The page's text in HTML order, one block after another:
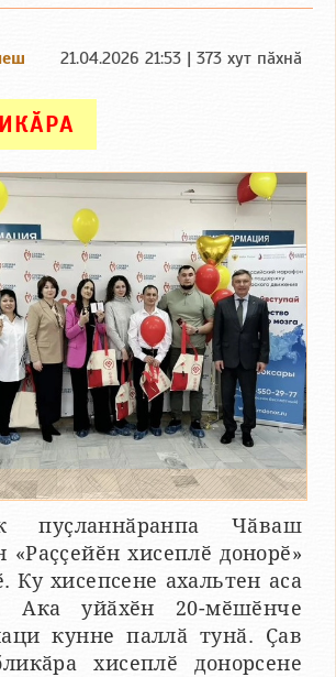
21.04.2026 21:53 | 373 хут пӑхнӑ
пуҫланнӑранпа Чӑваш
«Раҫҫейӗн хисеплӗ донорӗ»
Ку хисепсене ахальтен аса
Ака уйӑхӗн 20-мӗшӗнче
кунне паллӑ тунӑ. Ҫав
хисеплӗ донорсене